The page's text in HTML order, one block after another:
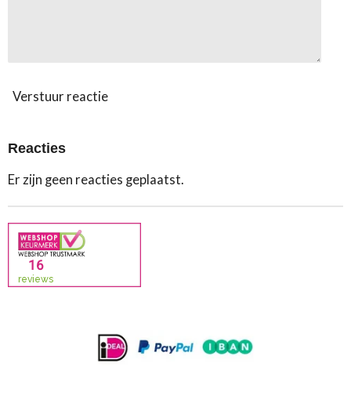
Verstuur reactie
Reacties
Er zijn geen reacties geplaatst.